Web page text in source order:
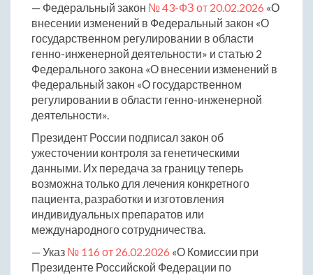
— Федеральный закон № 43-ФЗ от 20.02.2026 «О
внесении изменений в Федеральный закон «О
государственном регулировании в области
генно-инженерной деятельности» и статью 2
Федерального закона «О внесении изменений в
Федеральный закон «О государственном
регулировании в области генно-инженерной
деятельности».
Президент России подписал закон об
ужесточении контроля за генетическими
данными. Их передача за границу теперь
возможна только для лечения конкретного
пациента, разработки и изготовления
индивидуальных препаратов или
международного сотрудничества.
— Указ № 116 от 26.02.2026 «О Комиссии при
Президенте Российской Федерации по